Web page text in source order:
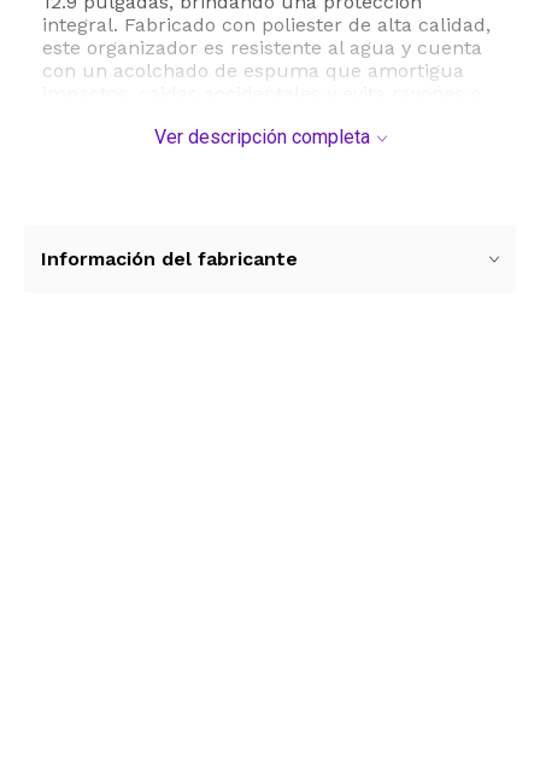
integral. Fabricado con poliester de alta calidad,
este organizador es resistente al agua y cuenta
con un acolchado de espuma que amortigua
superior y su tamaño compacto facilitan el
Ver descripción completa
Información del fabricante